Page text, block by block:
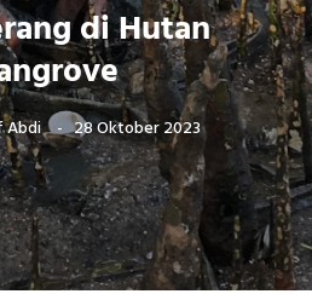
di Hutan
Abdi 28 Oktober 2023